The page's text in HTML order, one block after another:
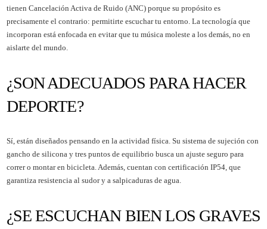
tienen Cancelación Activa de Ruido (ANC) porque su propósito es
precisamente el contrario: permitirte escuchar tu entorno. La tecnología que
incorporan está enfocada en evitar que tu música moleste a los demás, no en
aislarte del mundo.
¿SON ADECUADOS PARA HACER
DEPORTE?
Sí, están diseñados pensando en la actividad física. Su sistema de sujeción con
gancho de silicona y tres puntos de equilibrio busca un ajuste seguro para
correr o montar en bicicleta. Además, cuentan con certificación IP54, que
garantiza resistencia al sudor y a salpicaduras de agua.
¿SE ESCUCHAN BIEN LOS GRAVES